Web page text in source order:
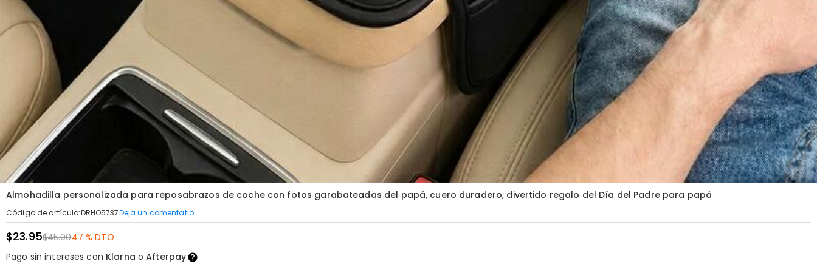
Almohadilla personalizada para reposabrazos de coche con fotos garabateadas del papá, cuero duradero, divertido regalo del Día del Padre para papá
Código de artículo:DRHO5737Deja un comentatio
$23.95$45.0047 % DTO
Pago sin intereses con Klarna oAfterpay